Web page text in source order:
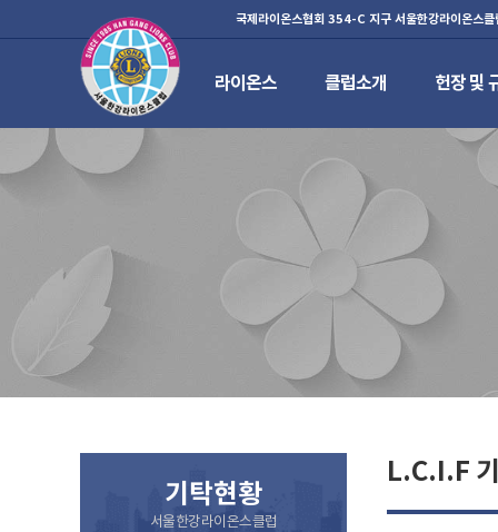
국제라이온스협회 354-C 지구 서울한강라이온스클
라이온스 클럽소개 헌장 및
하위분류
L.C.I.F
기탁현황
서울한강라이온스클럽